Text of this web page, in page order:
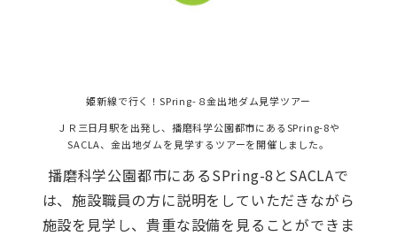
姫新線で行く！SPring-８金出地ダム見学ツアー
ＪＲ三日月駅を出発し、播磨科学公園都市にあるSPring-8や
SACLA、金出地ダムを見学するツアーを開催しました。
播磨科学公園都市にあるSPring-8とSACLAで
は、施設職員の方に説明をしていただきながら
施設を見学し、貴重な設備を見ることができま